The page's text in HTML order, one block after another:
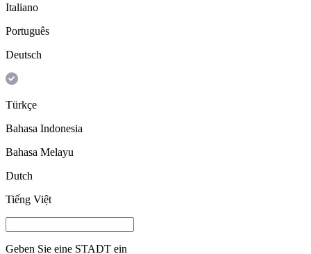
Italiano
Português
Deutsch
Türkçe
Bahasa Indonesia
Bahasa Melayu
Dutch
Tiếng Việt
Geben Sie eine STADT ein